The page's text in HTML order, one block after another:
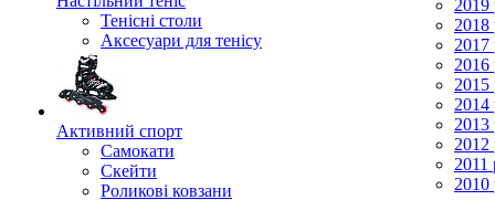
Тенісні столи
Аксесуари для тенісу
Активний спорт
Самокати
Скейти
Роликові ковзани
2019
2018
2017
2016
2015
2014
2013
2012
2011
2010